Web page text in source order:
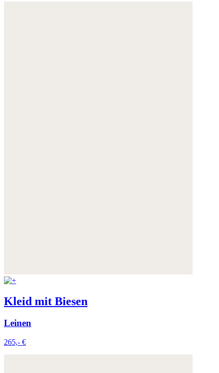
Kleid mit Biesen
Leinen
265,- €